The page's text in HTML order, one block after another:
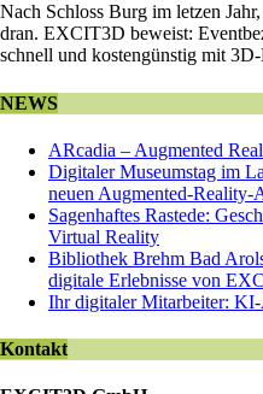
Nach Schloss Burg im letzen
dran. EXCIT3D beweist:
schnell und kostengünstig mit
NEWS
ARcadia – Augmented
Digitaler Museumstag im
neuen Augmented-Reality-
Sagenhaftes Rastede:
Virtual Reality
Bibliothek Brehm Bad
digitale Erlebnisse von
Ihr digitaler Mitarbeiter: KI-
Kontakt